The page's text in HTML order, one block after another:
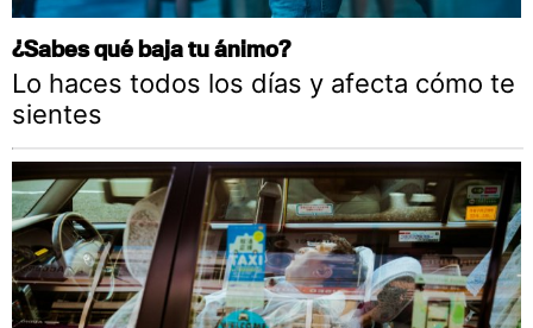
¿Sabes qué baja tu ánimo?
Lo haces todos los días y afecta cómo te
sientes